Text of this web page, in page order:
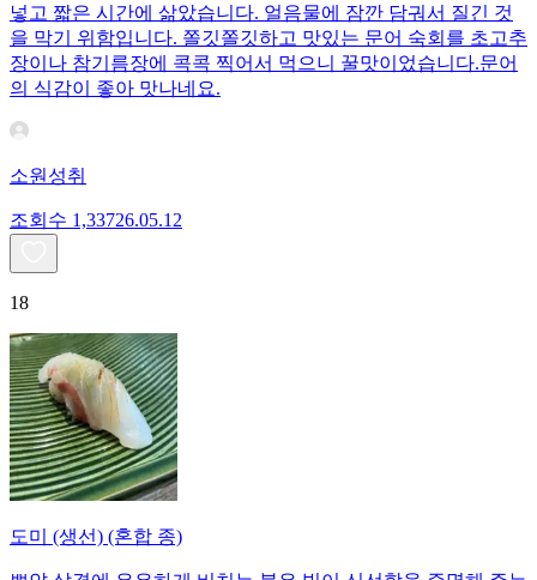
넣고 짧은 시간에 삶았습니다. 얼음물에 잠깐 담궈서 질긴 것
을 막기 위함입니다. 쫄깃쫄깃하고 맛있는 문어 숙회를 초고추
장이나 참기름장에 콕콕 찍어서 먹으니 꿀맛이었습니다.문어
의 식감이 좋아 맛나네요.
소원성취
조회수 1,33726.05.12
18
도미 (생선) (혼합 종)